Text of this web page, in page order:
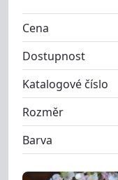
Cena
Dostupnost
Katalogové číslo
Rozměr
Barva